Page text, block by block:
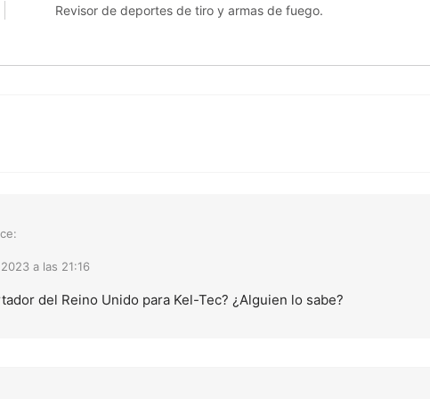
Revisor de deportes de tiro y armas de fuego.
a las 21:16
del Reino Unido para Kel-Tec? ¿Alguien lo sabe?